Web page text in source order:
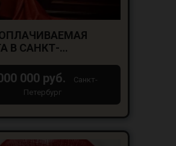
В САНКТ-
000 руб.
Санкт-
Петербург